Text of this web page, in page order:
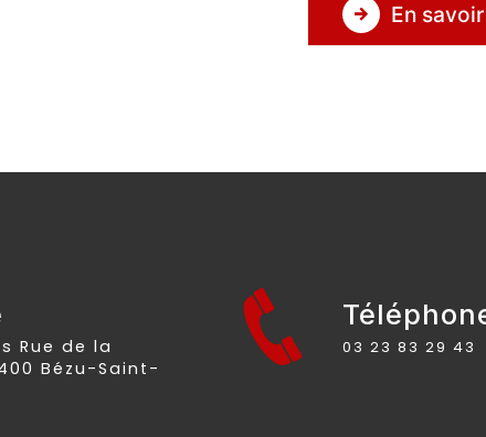
En
Bézu-Saint-
03 23 83 29 43